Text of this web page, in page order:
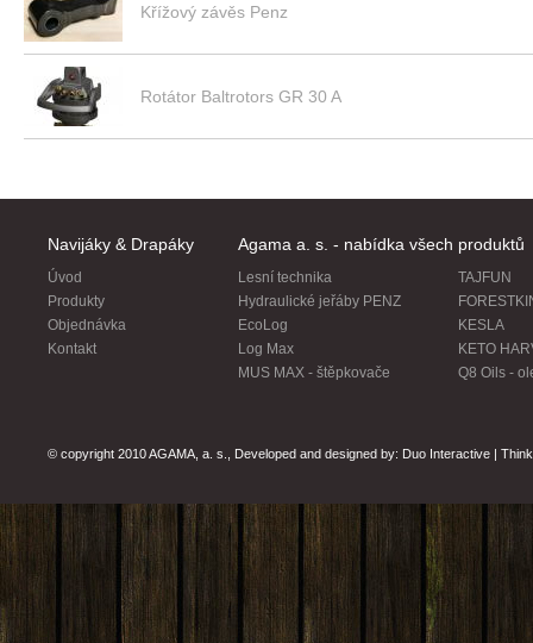
Křížový závěs Penz
Rotátor Baltrotors GR 30 A
Navijáky & Drapáky
Úvod
Produkty
Objednávka
Kontakt
Agama a. s. - nabídka všech produktů
Lesní technika
Hydraulické jeřáby PENZ
EcoLog
Log Max
MUS MAX - štěpkovače
TAJFUN
KESLA
KETO
Q8 Oils -
© copyright 2010 AGAMA, a. s., Developed and designed by: Duo Interactive |